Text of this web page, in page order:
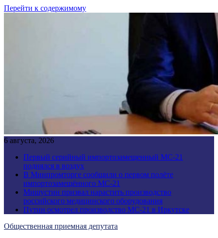
Перейти к содержимому
6 августа, 2026
Первый серийный импортозамещенный МС-21
поднялся в воздух
В Минпромторге сообщили о первом полёте
импортозамещённого МС-21
Мишустин призвал нарастить производство
российского медицинского оборудования
Путин осмотрел производство МС-21 в Иркутске
Общественная приемная депутата